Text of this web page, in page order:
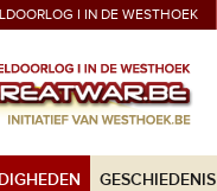
I IN DE WESTHOEK
GESCHIEDENIS